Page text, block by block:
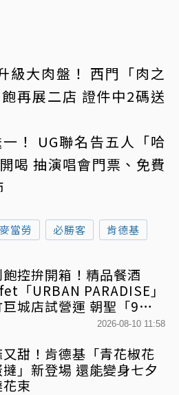
級大肉盤！ 西門「肉之
再展二店 證件中2碼送
！ UG聯名告五人「哈
喝 抽演唱會門票、免費
麥當勞 必勝客 肯德基
飽控拚開箱！精品餐酒
「URBAN PARADISE」
巨城店試營運 朝聖「9大
2026-08-10 11:58
又甜！肯德基「青花椒花
」新登場 還能變身七夕
束